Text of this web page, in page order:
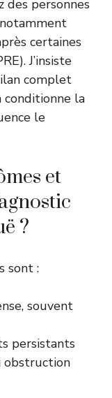
des personnes
certaines
J’insiste
complet
conditionne la
le
et
?
sont :
souvent
persistants
obstruction